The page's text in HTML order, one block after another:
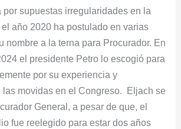
por supuestas irregularidades en la
año 2020 ha postulado en varias
nombre a la terna para Procurador. En
el presidente Petro lo escogió para
por su experiencia y
las movidas en el Congreso. Eljach se
General, a pesar de que, el
fue reelegido para estar dos años